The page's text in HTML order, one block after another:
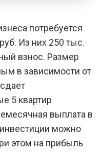
потребуется
Из них 250 тыс.
взнос. Размер
в зависимости от
5 квартир
выплата в
можно
этом на прибыль